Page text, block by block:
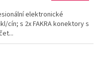
elektronické
cín; s 2x FAKRA konektory s